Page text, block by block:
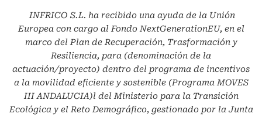
INFRICO S.L. ha recibido una ayuda de la Unión
Europea con cargo al Fondo NextGenerationEU, en el
marco del Plan de Recuperación, Trasformación y
Resiliencia, para (denominación de la
actuación/proyecto) dentro del programa de incentivos
a la movilidad eficiente y sostenible (Programa MOVES
III ANDALUCIA)l del Ministerio para la Transición
Ecológica y el Reto Demográfico, gestionado por la Junta